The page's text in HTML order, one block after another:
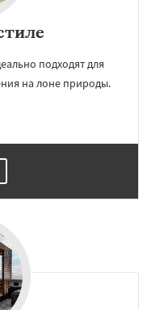
подходят для
на лоне природы.